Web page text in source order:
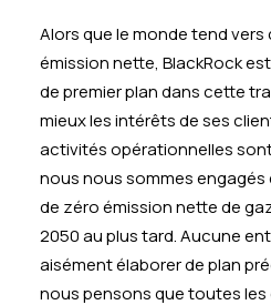
Alors que le monde tend
émission nette, BlackRock
de premier plan dans cette
mieux les intérêts de ses
activités opérationnelles
nous nous sommes engagés
de zéro émission nette de
2050 au plus tard. Aucune
aisément élaborer de plan
nous pensons que toutes les